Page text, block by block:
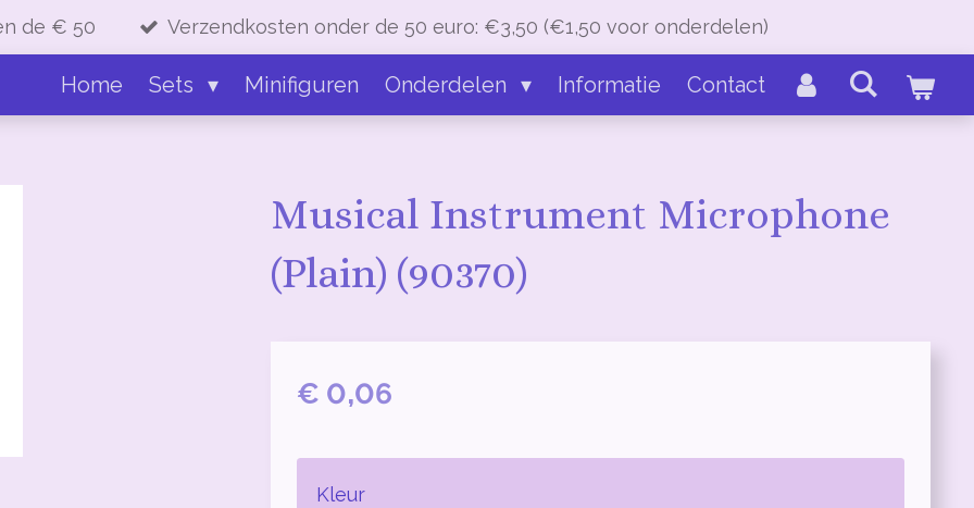
de € 50 Verzendkosten onder de 50 euro: €3,50 (€1,50 voor onderdelen)
Home Sets Minifiguren Onderdelen Informatie Contact
Musical Instrument Microphone
(Plain) (90370)
€ 0,06
Kleur